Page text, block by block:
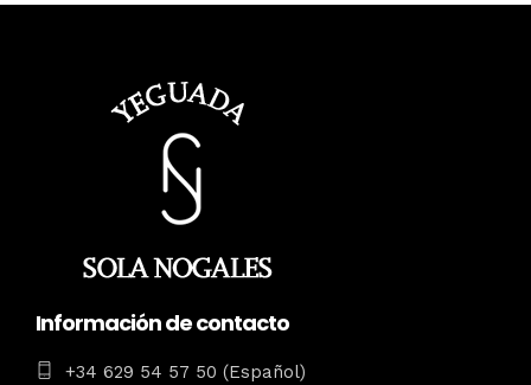
Información de contacto
+34 629 54 57 50 (Español)